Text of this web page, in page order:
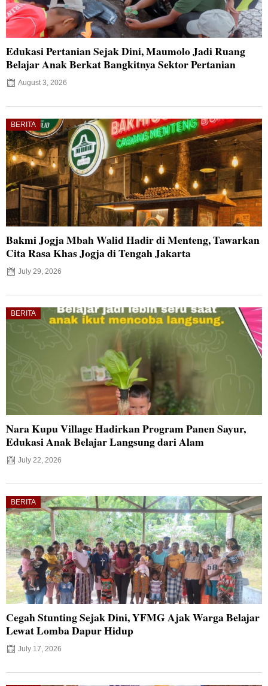
Edukasi Pertanian Sejak Dini, Maumolo Jadi Ruang
Belajar Anak Berkat Bangkitnya Sektor Pertanian
August 3, 2026
BERITA
Bakmi Jogja Mbah Walid Hadir di Menteng, Tawarkan
Cita Rasa Khas Jogja di Tengah Jakarta
July 29, 2026
BERITA
Nara Kupu Village Hadirkan Program Panen Sayur,
Edukasi Anak Belajar Langsung dari Alam
July 22, 2026
BERITA
Cegah Stunting Sejak Dini, YFMG Ajak Warga Belajar
Lewat Lomba Dapur Hidup
July 17, 2026